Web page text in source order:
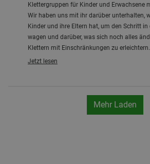
Klettergruppen für Kinder und Erwachsene
Wir haben uns mit ihr darüber unterhalten,
Kinder und ihre Eltern hat, um den Schritt in
wagen und darüber, was sich noch alles
Klettern mit Einschränkungen zu erleichtern.
Jetzt lesen
Mehr Laden